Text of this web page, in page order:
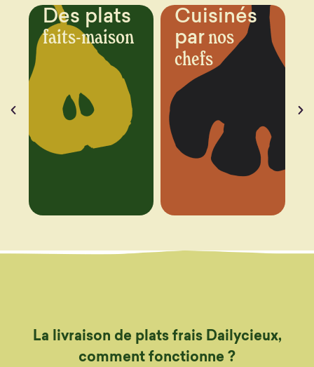
Cuisinés
parnos
Un menu
chaque
semaine
La livraison de plats frais Dailycieux,
comment fonctionne ?